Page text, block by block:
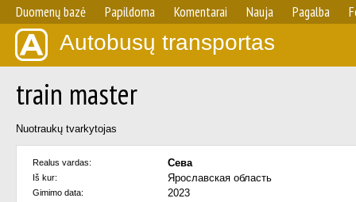
Duomenų bazė Papildoma Komentarai Nauja Pagalba
Autobusų transportas
train master
Nuotraukų tvarkytojas
Realus vardas: Сева
Iš kur: Ярославская область
Gimimo data: 2023